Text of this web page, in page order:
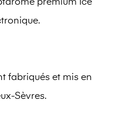
premium Ice
fabriqués et mis en
Sèvres.